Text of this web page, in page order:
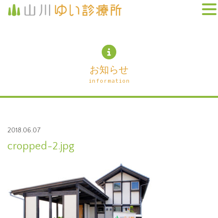
お知らせ
information
2018.06.07
cropped-2.jpg